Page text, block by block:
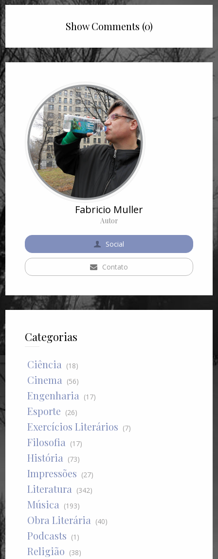
Show Comments (0)
Fabricio Muller
Autor
Social
Contato
Categorias
Ciência (18)
Cinema (56)
Engenharia (17)
Esporte (26)
Exercícios Literários (7)
Filosofia (17)
História (73)
Impressões (27)
Literatura (342)
Música (193)
Obra Literária (40)
Podcasts (1)
Religião (38)